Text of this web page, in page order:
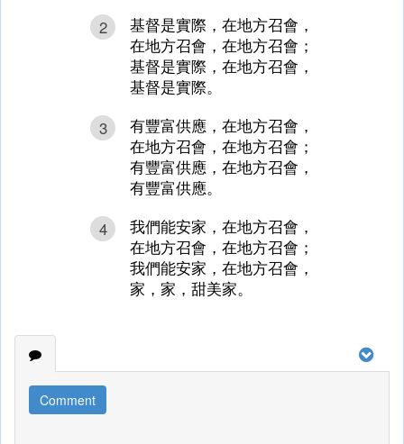
2
基督是實際，在地方召會，
在地方召會，在地方召會；
基督是實際，在地方召會，
基督是實際。
3
有豐富供應，在地方召會，
在地方召會，在地方召會；
有豐富供應，在地方召會，
有豐富供應。
4
我們能安家，在地方召會，
在地方召會，在地方召會；
我們能安家，在地方召會，
家，家，甜美家。
Comment